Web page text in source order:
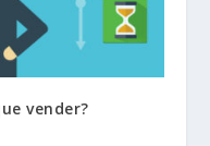
vender?